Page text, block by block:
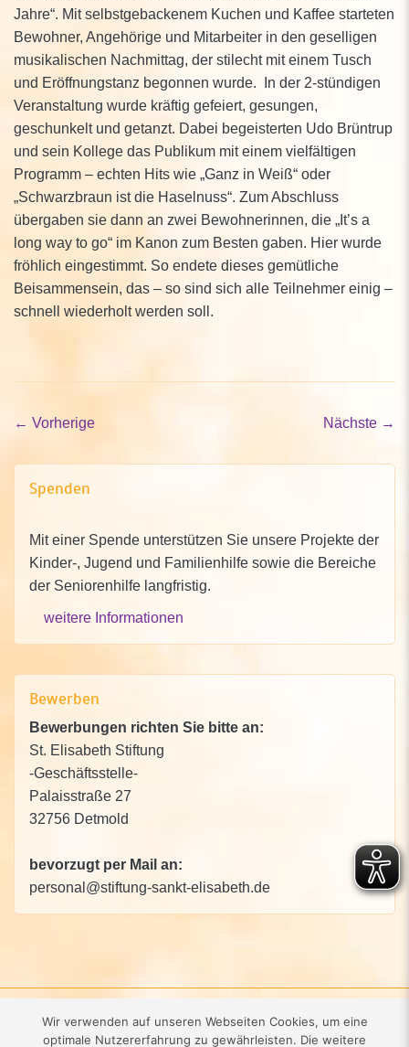
Jahre“. Mit selbstgebackenem Kuchen und Kaffee starteten
Bewohner, Angehörige und Mitarbeiter in den geselligen
musikalischen Nachmittag, der stilecht mit einem Tusch
und Eröffnungstanz begonnen wurde. In der 2-stündigen
Veranstaltung wurde kräftig gefeiert, gesungen,
geschunkelt und getanzt. Dabei begeisterten Udo Brüntrup
und sein Kollege das Publikum mit einem vielfältigen
Programm – echten Hits wie „Ganz in Weiß“ oder
„Schwarzbraun ist die Haselnuss“. Zum Abschluss
übergaben sie dann an zwei Bewohnerinnen, die „It’s a
long way to go“ im Kanon zum Besten gaben. Hier wurde
fröhlich eingestimmt. So endete dieses gemütliche
Beisammensein, das – so sind sich alle Teilnehmer einig –
schnell wiederholt werden soll.
← Vorherige Nächste →
Spenden
Mit einer Spende unterstützen Sie unsere Projekte der
Kinder-, Jugend und Familienhilfe sowie die Bereiche
der Seniorenhilfe langfristig.
weitere Informationen
Bewerben
Bewerbungen richten Sie bitte an:
St. Elisabeth Stiftung
-Geschäftsstelle-
Palaisstraße 27
32756 Detmold
bevorzugt per Mail an:
personal@stiftung-sankt-elisabeth.de
Kontakt · Impressum · Datenschutz ·
Wir verwenden auf unseren Webseiten Cookies, um eine
optimale Nutzererfahrung zu gewährleisten. Die weitere